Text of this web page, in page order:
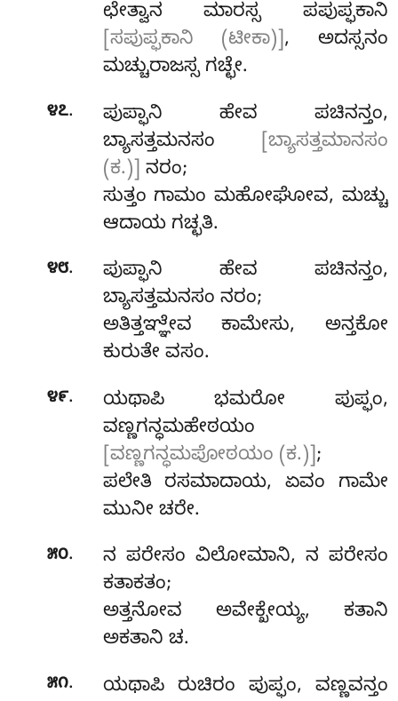
ಛೇತ್ವಾನ ಮಾರಸ್ಸ ಪಪುಪ್ಫಕಾನಿ
[ಸಪುಪ್ಫಕಾನಿ (ಟೀಕಾ)] , ಅದಸ್ಸನಂ
ಮಚ್ಚುರಾಜಸ್ಸ ಗಚ್ಛೇ.
೪೭.
ಪುಪ್ಫಾನಿ ಹೇವ ಪಚಿನನ್ತಂ,
ಬ್ಯಾಸತ್ತಮನಸಂ
[ಬ್ಯಾಸತ್ತಮಾನಸಂ
(ಕ.)] ನರಂ;
ಸುತ್ತಂ ಗಾಮಂ ಮಹೋಘೋವ, ಮಚ್ಚು
ಆದಾಯ ಗಚ್ಛತಿ.
೪೮.
ಪುಪ್ಫಾನಿ ಹೇವ ಪಚಿನನ್ತಂ,
ಬ್ಯಾಸತ್ತಮನಸಂ ನರಂ;
ಅತಿತ್ತಞ್ಞೇವ ಕಾಮೇಸು, ಅನ್ತಕೋ
ಕುರುತೇ ವಸಂ.
೪೯.
ಯಥಾಪಿ ಭಮರೋ ಪುಪ್ಫಂ,
ವಣ್ಣಗನ್ಧಮಹೇಠಯಂ
[ವಣ್ಣಗನ್ಧಮಪೋಠಯಂ (ಕ.)] ;
ಪಲೇತಿ ರಸಮಾದಾಯ, ಏವಂ ಗಾಮೇ
ಮುನೀ ಚರೇ.
೫೦.
ನ ಪರೇಸಂ ವಿಲೋಮಾನಿ, ನ ಪರೇಸಂ
ಕತಾಕತಂ;
ಅತ್ತನೋವ ಅವೇಕ್ಖೇಯ್ಯ, ಕತಾನಿ
ಅಕತಾನಿ ಚ.
೫೧. ಯಥಾಪಿ ರುಚಿರಂ ಪುಪ್ಫಂ, ವಣ್ಣವನ್ತಂ